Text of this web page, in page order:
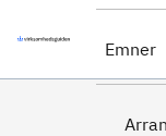
Emner